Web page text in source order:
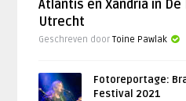
Atlantis en Xandria in De
Utrecht
Geschreven doorToine Pawlak
Fotoreportage:
Festival 2021